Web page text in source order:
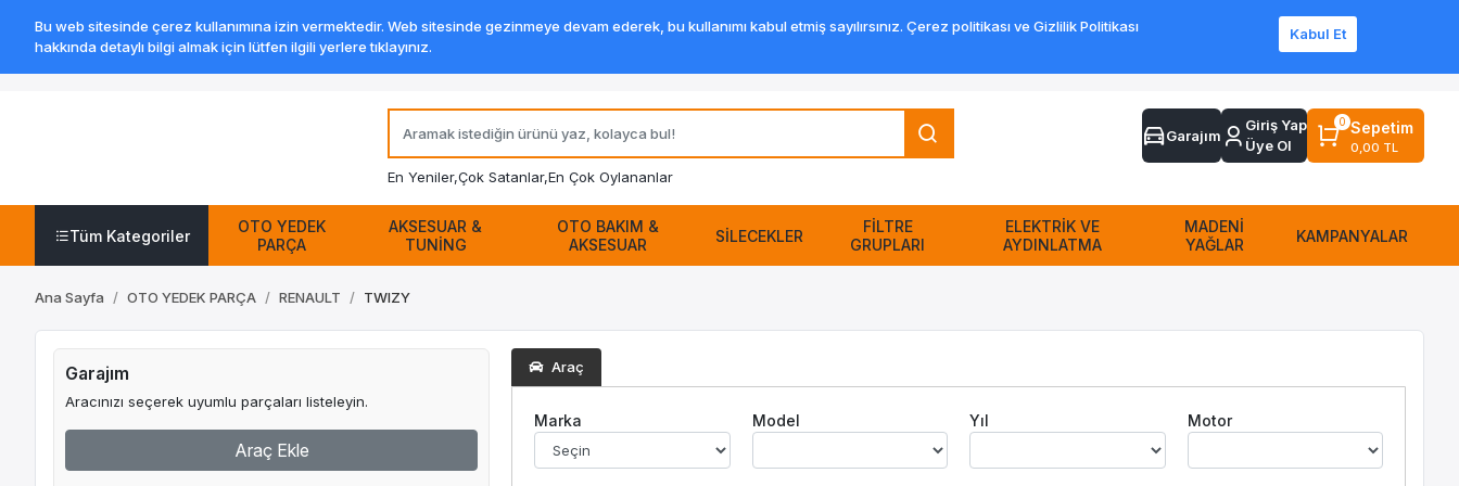
En Yeniler,Çok Satanlar,En Çok Oylananlar
Garajım
Giriş Yap
Üye Ol
0 Sepetim
0,00 TL
Tüm Kategoriler
OTO YEDEK
PARÇA
AKSESUAR &
TUNİNG
OTO BAKIM &
AKSESUAR
SİLECEKLER
FİLTRE
GRUPLARI
ELEKTRİK VE
AYDINLATMA
MADENİ
YAĞLAR
KAMPANYALAR
Ana Sayfa OTO YEDEK PARÇA RENAULT TWIZY
Garajım
Aracınızı seçerek uyumlu parçaları listeleyin.
Araç Ekle
Araç
Marka Model Yıl Motor
Bu web sitesinde çerez kullanımına izin vermektedir. Web sitesinde gezinmeye devam ederek, bu kullanımı kabul etmiş sayılırsınız. Çerez politikası ve Gizlilik Politikası
hakkında detaylı bilgi almak için lütfen ilgili yerlere tıklayınız.
Kabul Et